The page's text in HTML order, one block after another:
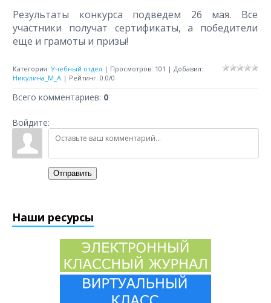
Результаты конкурса подведем 26 мая. Все
участники получат сертификаты, а победители
еще и грамоты и призы!
Категория: Учебный отдел | Просмотров: 101 | Добавил:
Никулина_М_А | Рейтинг: 0.0/0
Всего комментариев: 0
Войдите:
Отправить
Наши ресурсы